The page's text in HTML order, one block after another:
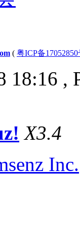
( 粤ICP备17052850
18:16 ,
X3.4
Inc.